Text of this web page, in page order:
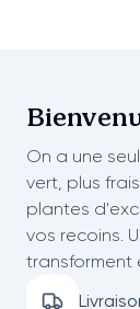
On a une
vert, plus
plantes
vos recoins.
transforment